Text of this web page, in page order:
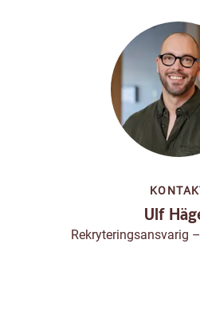
Ulf
Rekryteringsansvarig